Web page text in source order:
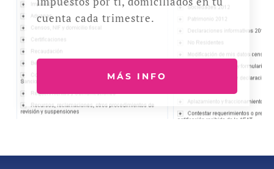
cuenta cada trimestre.
MÁS INFO